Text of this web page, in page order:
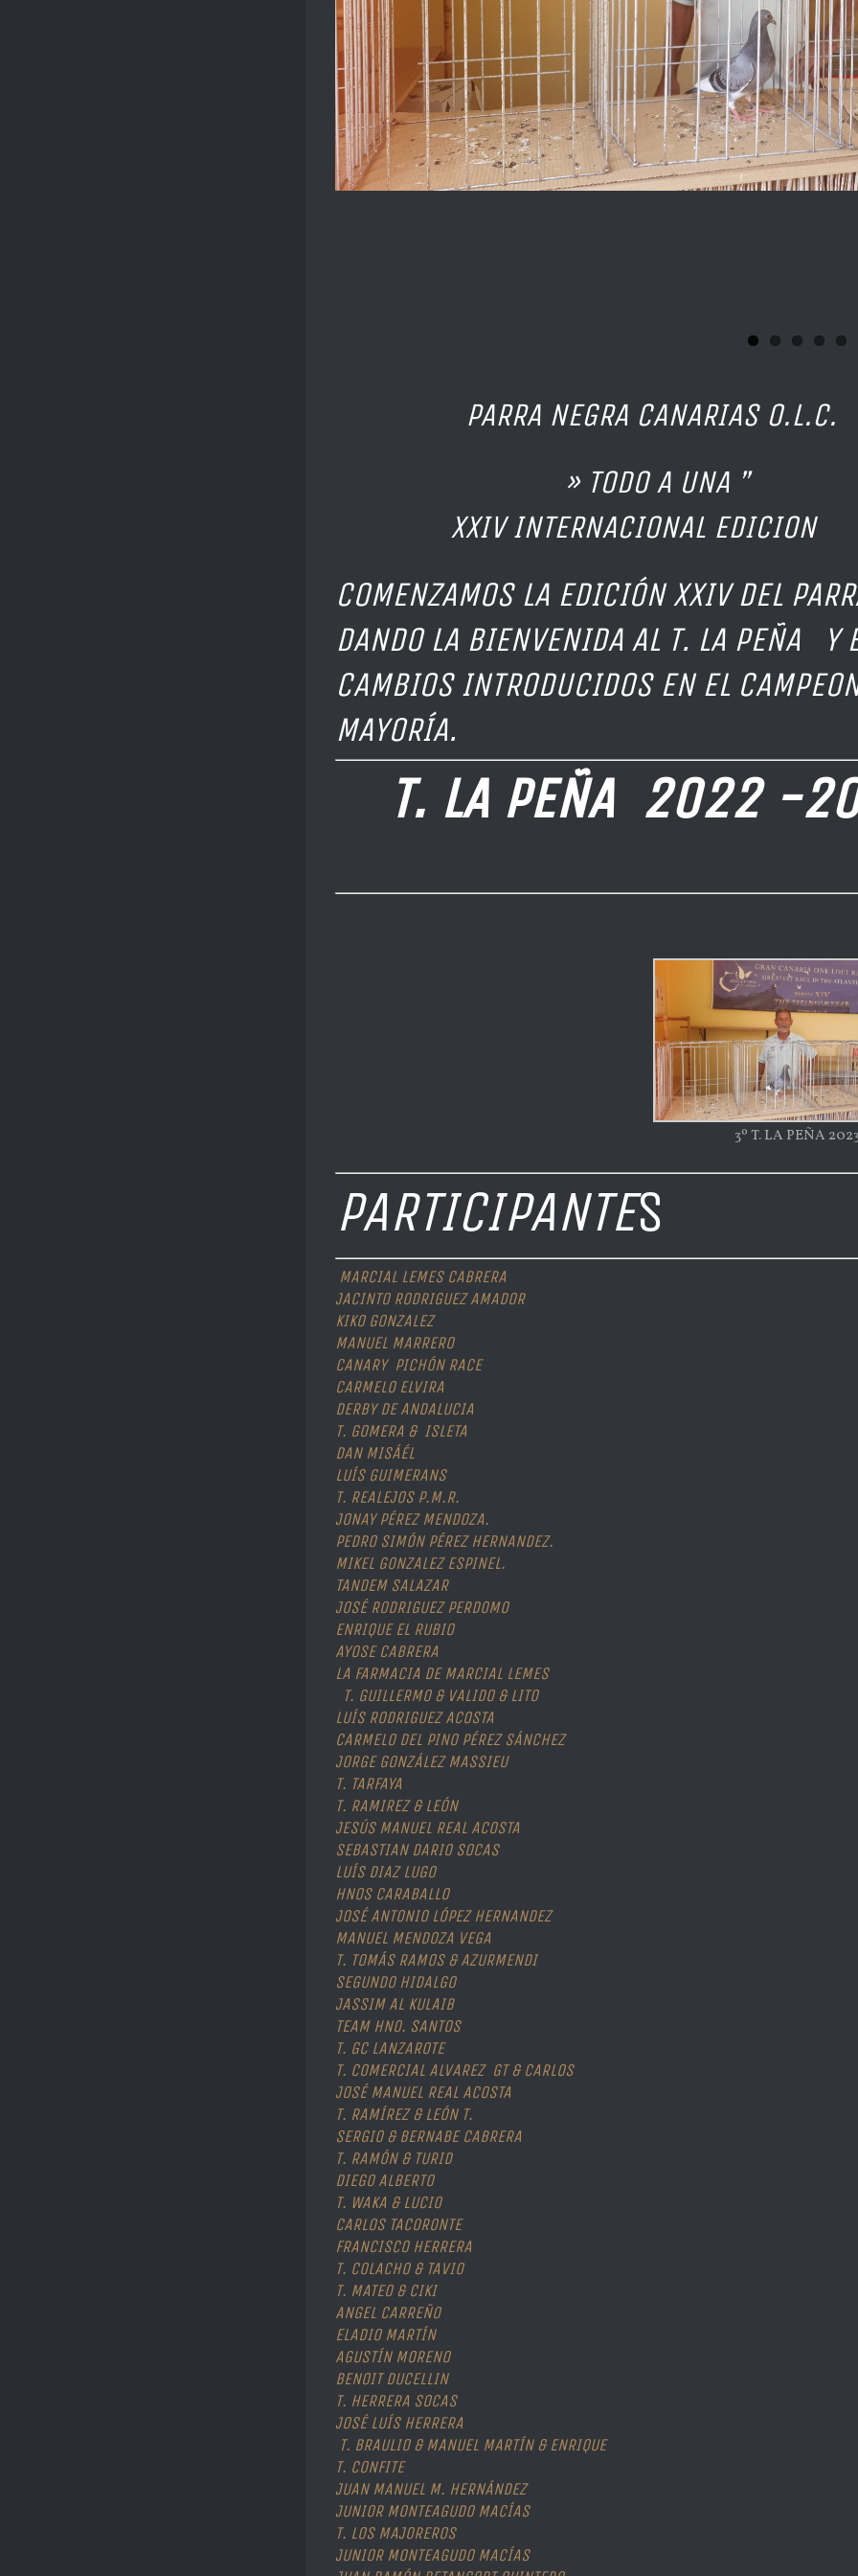
PARRA NEGRA CANARIAS O.L.C.
» TODO A UNA ”
XXIV INTERNACIONAL EDICION
COMENZAMOS LA EDICIÓN XXIV DEL
DANDO LA BIENVENIDA AL T. LA PEÑA Y
CAMBIOS INTRODUCIDOS EN EL
MAYORÍA.
T. LA PEÑA 2022 -
3º T. LA PEÑA
PARTICIPANTES
MARCIAL LEMES CABRERA
JACINTO RODRIGUEZ AMADOR
KIKO GONZALEZ
MANUEL MARRERO
CANARY PICHÓN RACE
CARMELO ELVIRA
DERBY DE ANDALUCIA
T. GOMERA & ISLETA
DAN MISÁÉL
LUÍS GUIMERANS
T. REALEJOS P.M.R.
JONAY PÉREZ MENDOZA.
PEDRO SIMÓN PÉREZ HERNANDEZ.
MIKEL GONZALEZ ESPINEL.
TANDEM SALAZAR
JOSÉ RODRIGUEZ PERDOMO
ENRIQUE EL RUBIO
AYOSE CABRERA
LA FARMACIA DE MARCIAL LEMES
T. GUILLERMO & VALIDO & LITO
LUÍS RODRIGUEZ ACOSTA
CARMELO DEL PINO PÉREZ SÁNCHEZ
JORGE GONZÁLEZ MASSIEU
T. TARFAYA
T. RAMIREZ & LEÓN
JESÚS MANUEL REAL ACOSTA
SEBASTIAN DARIO SOCAS
LUÍS DIAZ LUGO
HNOS CARABALLO
JOSÉ ANTONIO LÓPEZ HERNANDEZ
MANUEL MENDOZA VEGA
T. TOMÁS RAMOS & AZURMENDI
SEGUNDO HIDALGO
JASSIM AL KULAIB
TEAM HNO. SANTOS
T. GC LANZAROTE
T. COMERCIAL ALVAREZ GT & CARLOS
JOSÉ MANUEL REAL ACOSTA
T. RAMÍREZ & LEÓN T.
SERGIO & BERNABE CABRERA
T. RAMÓN & TURID
DIEGO ALBERTO
T. WAKA & LUCIO
CARLOS TACORONTE
FRANCISCO HERRERA
T. COLACHO & TAVIO
T. MATEO & CIKI
ANGEL CARREÑO
ELADIO MARTÍN
AGUSTÍN MORENO
BENOIT DUCELLIN
T. HERRERA SOCAS
JOSÉ LUÍS HERRERA
T. BRAULIO & MANUEL MARTÍN & ENRIQUE
T. CONFITE
JUAN MANUEL M. HERNÁNDEZ
JUNIOR MONTEAGUDO MACÍAS
T. LOS MAJOREROS
JUNIOR MONTEAGUDO MACÍAS